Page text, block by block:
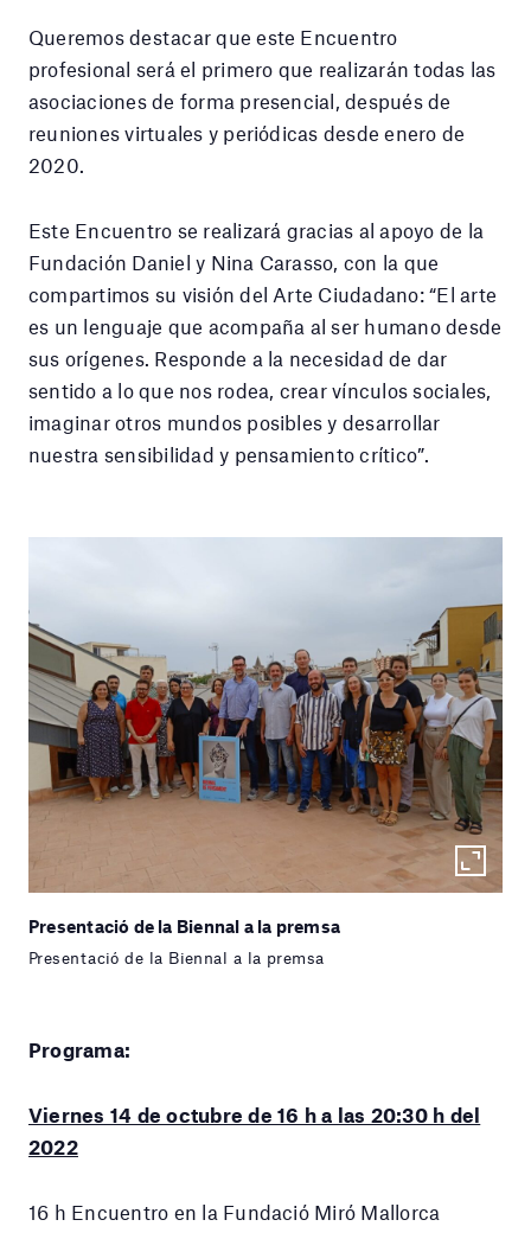
Queremos destacar que este Encuentro
profesional será el primero que realizarán todas las
asociaciones de forma presencial, después de
reuniones virtuales y periódicas desde enero de
2020.
Este Encuentro se realizará gracias al apoyo de la
Fundación Daniel y Nina Carasso, con la que
compartimos su visión del Arte Ciudadano: “El arte
es un lenguaje que acompaña al ser humano desde
sus orígenes. Responde a la necesidad de dar
sentido a lo que nos rodea, crear vínculos sociales,
imaginar otros mundos posibles y desarrollar
nuestra sensibilidad y pensamiento crítico”.
Presentació de la Biennal a la premsa
Presentació de la Biennal a la premsa
Programa:
Viernes 14 de octubre de 16 h a las 20:30 h del
2022
16 h Encuentro en la Fundació Miró Mallorca